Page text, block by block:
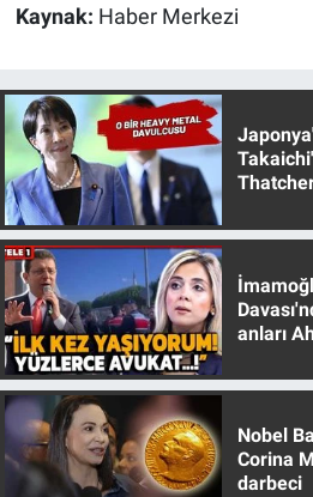
Kaynak: Haber Merkezi
anları
Nobel
Corina
darbeci
Popüler
Programlar
Sağlık
Spor
Teknoloji
Türkiye'nin Geleceği
Türkiye'nin Gündemi
Yerel Gündem